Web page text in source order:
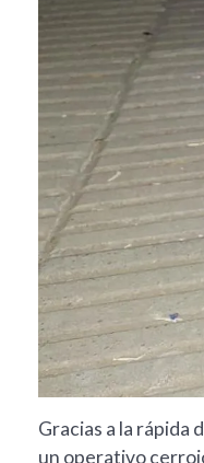
Gracias a la rápida
un operativo